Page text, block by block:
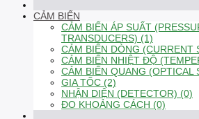
CẢM BIẾN
CẢM BIẾN ÁP SUẤT
TRANSDUCERS) (1)
CẢM BIẾN DÒNG (CURRENT
CẢM BIẾN NHIỆT ĐỘ
CẢM BIẾN QUANG (OPTICAL
GIA TỐC (2)
NHẬN DIỆN (DETECTOR) (0)
ĐO KHOẢNG CÁCH (0)